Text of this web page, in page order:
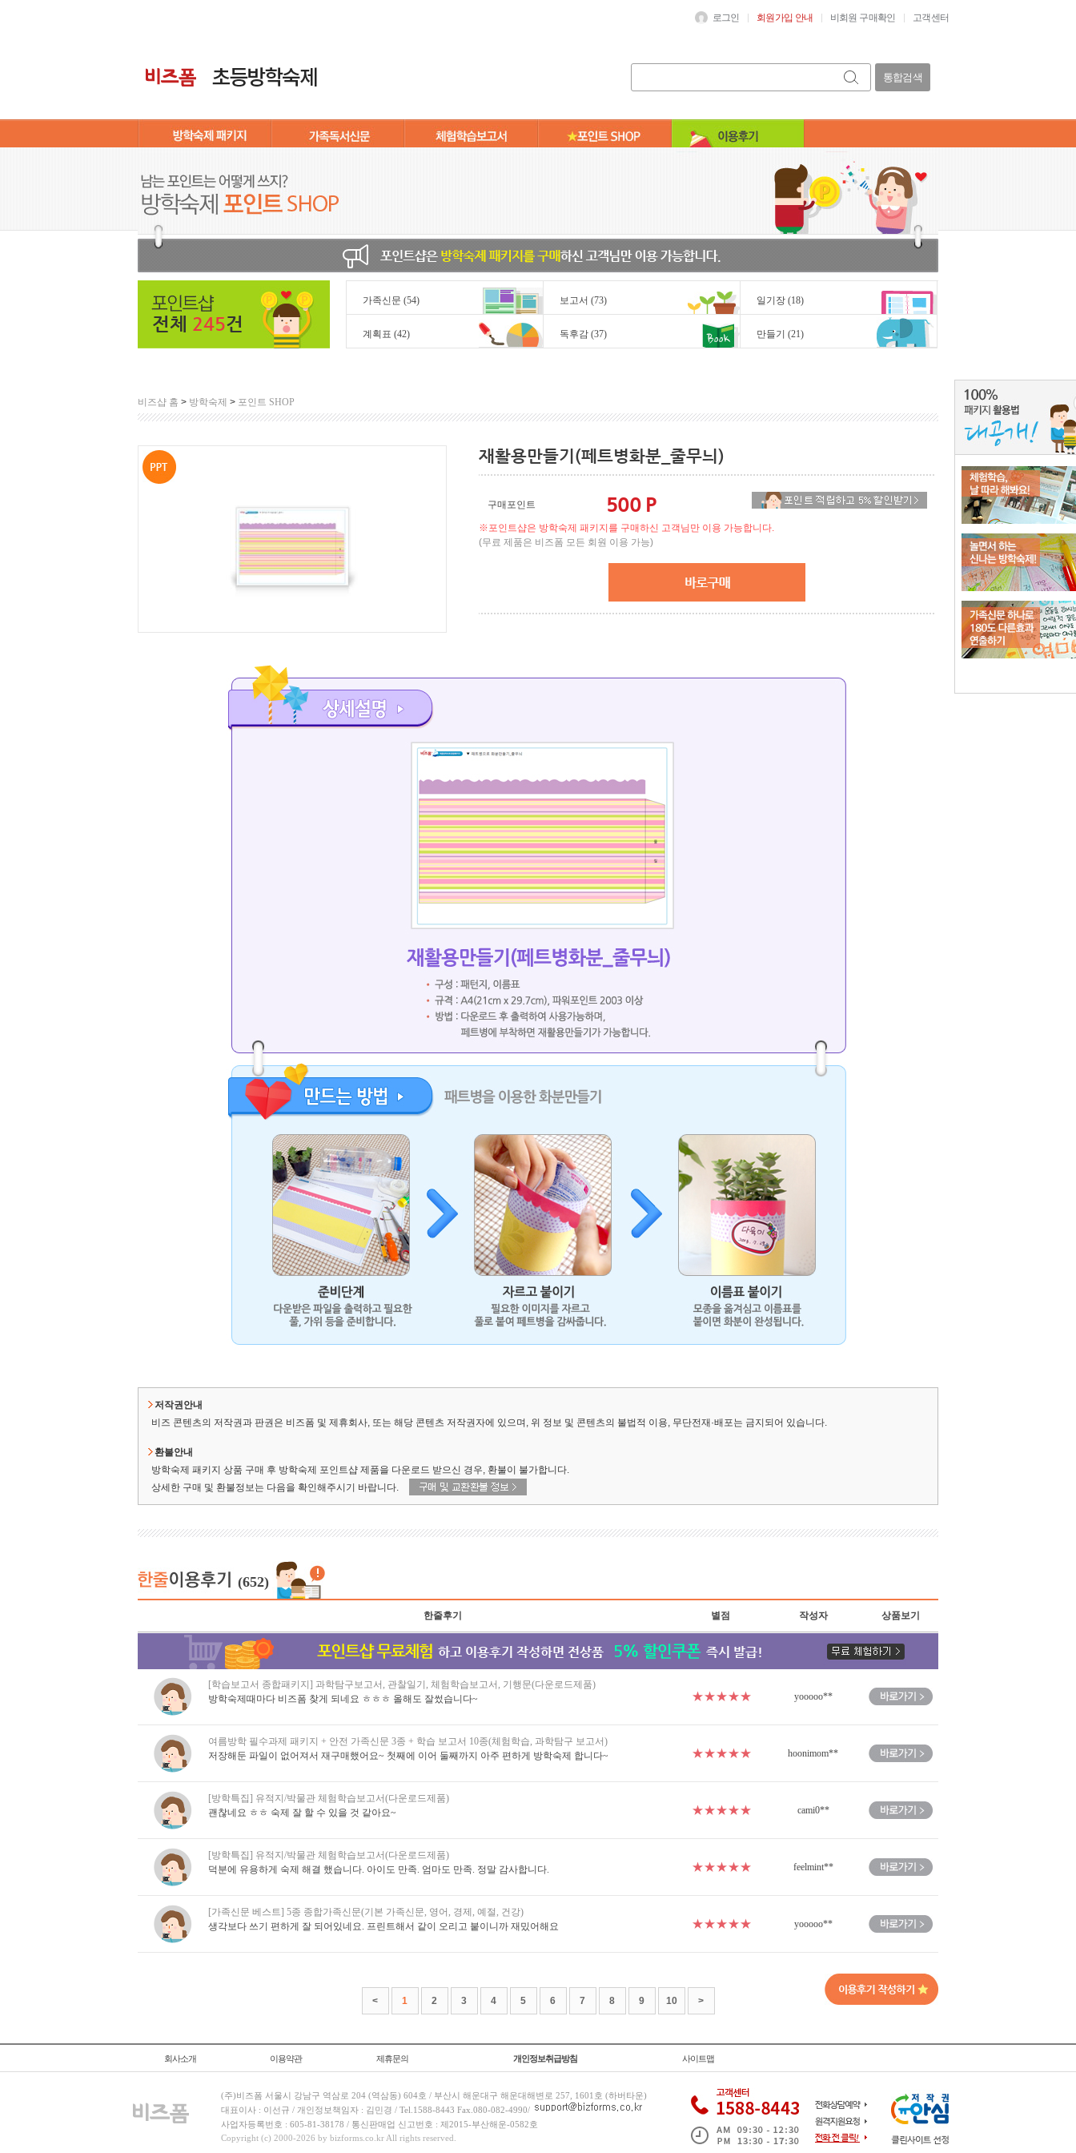
로그인 회원가입 안내 비회원 구매확인 고객센터
통합검색
전체 245건
가족신문 (54) 보고서 (73) 일기장 (18)
계획표 (42) 독후감 (37) 만들기 (21)
비즈샵 홈 > 방학숙제 > 포인트 SHOP
재활용만들기(페트병화분_줄무늬)
구매포인트 500 P
※포인트샵은 방학숙제 패키지를 구매하신 고객님만 이용 가능합니다.
(무료 제품은 비즈폼 모든 회원 이용 가능)
저작권안내
비즈 콘텐츠의 저작권과 판권은 비즈폼 및 제휴회사, 또는 해당 콘텐츠 저작권자에 있으며, 위 정보 및 콘텐츠의 불법적 이용, 무단전재·배포는 금지되어 있습니다.
환불안내
방학숙제 패키지 상품 구매 후 방학숙제 포인트샵 제품을 다운로드 받으신 경우, 환불이 불가합니다.
상세한 구매 및 환불정보는 다음을 확인해주시기 바랍니다.
(652)
한줄후기 별점 작성자 상품보기
[학습보고서 종합패키지] 과학탐구보고서, 관찰일기, 체험학습보고서, 기행문(다운로드제품)
방학숙제때마다 비즈폼 찾게 되네요 ㅎㅎㅎ 올해도 잘썼습니다~
★★★★★ yooooo**
여름방학 필수과제 패키지 + 안전 가족신문 3종 + 학습 보고서 10종(체험학습, 과학탐구 보고서)
저장해둔 파일이 없어져서 재구매했어요~ 첫째에 이어 둘째까지 아주 편하게 방학숙제 합니다~
★★★★★ hoonimom**
[방학특집] 유적지/박물관 체험학습보고서(다운로드제품)
괜찮네요 ㅎㅎ 숙제 잘 할 수 있을 것 같아요~
★★★★★ cami0**
[방학특집] 유적지/박물관 체험학습보고서(다운로드제품)
덕분에 유용하게 숙제 해결 했습니다. 아이도 만족. 엄마도 만족. 정말 감사합니다.
★★★★★ feelmint**
[가족신문 베스트] 5종 종합가족신문(기본 가족신문, 영어, 경제, 예절, 건강)
생각보다 쓰기 편하게 잘 되어있네요. 프린트해서 같이 오리고 붙이니까 재밌어해요
★★★★★ yooooo**
< 1 2 3 4 5 6 7 8 9 10 >
회사소개 이용약관 제휴문의 개인정보취급방침 사이트맵
(주)비즈폼 서울시 강남구 역삼로 204 (역삼동) 604호 / 부산시 해운대구 해운대해변로 257, 1601호 (하버타운)
대표이사 : 이선규 / 개인정보책임자 : 김민경 / Tel.1588-8443 Fax.080-082-4990/
사업자등록번호 : 605-81-38178 / 통신판매업 신고번호 : 제2015-부산해운-0582호
Copyright (c) 2000-2026 by bizforms.co.kr All rights reserved.